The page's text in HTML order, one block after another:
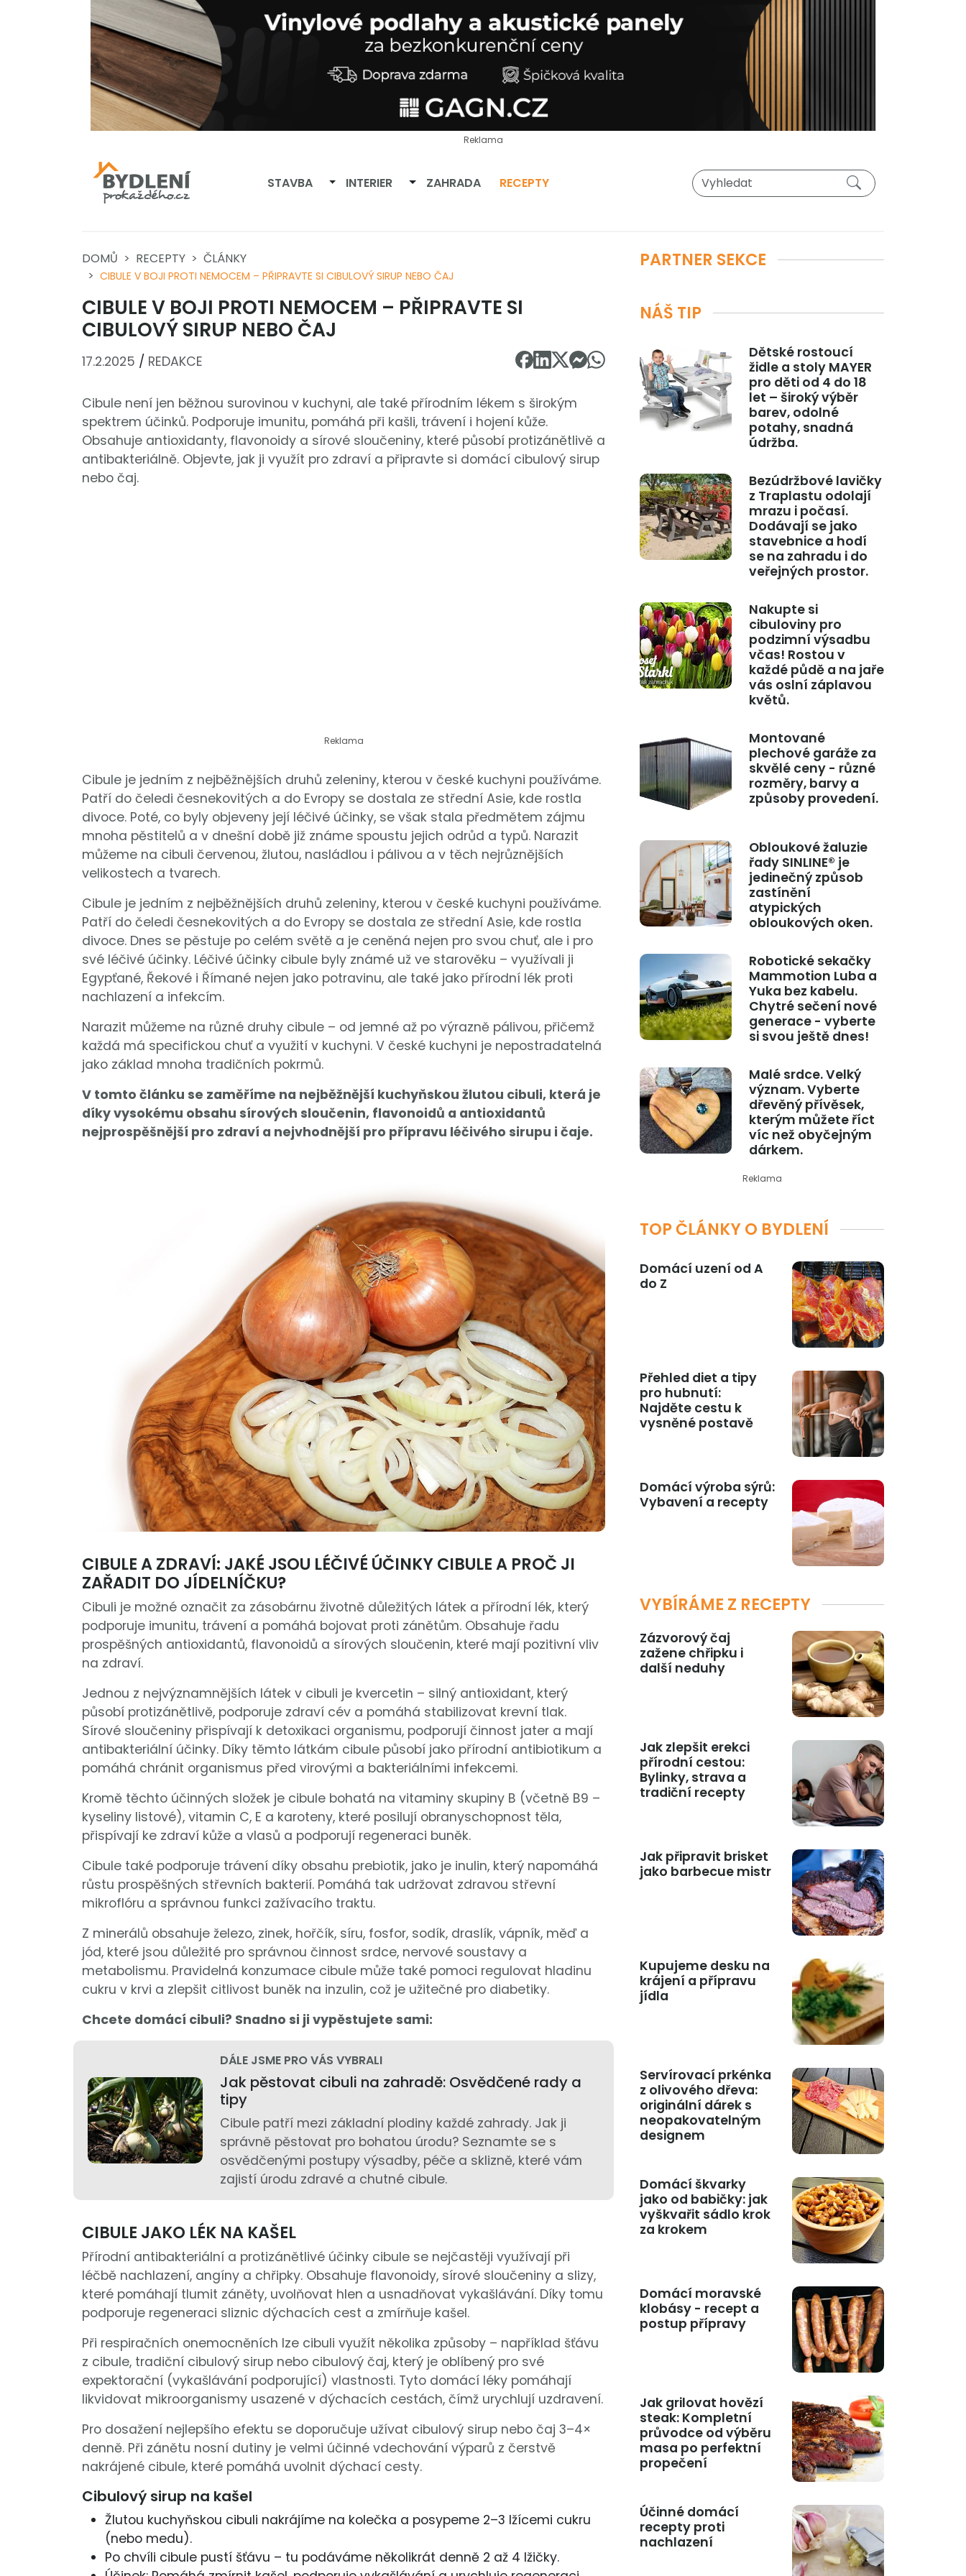
Reklama
STAVBA Přepnout dropdown
INTERIER Přepnout dropdown
ZAHRADA RECEPTY
DOMŮ RECEPTY ČLÁNKY
CIBULE V BOJI PROTI NEMOCEM – PŘIPRAVTE SI CIBULOVÝ SIRUP NEBO ČAJ
CIBULE V BOJI PROTI NEMOCEM – PŘIPRAVTE SI
CIBULOVÝ SIRUP NEBO ČAJ
17.2.2025 / REDAKCE
Cibule není jen běžnou surovinou v kuchyni, ale také přírodním lékem s širokým
spektrem účinků. Podporuje imunitu, pomáhá při kašli, trávení i hojení kůže.
Obsahuje antioxidanty, flavonoidy a sírové sloučeniny, které působí protizánětlivě a
antibakteriálně. Objevte, jak ji využít pro zdraví a připravte si domácí cibulový sirup
nebo čaj.
Reklama
Cibule je jedním z nejběžnějších druhů zeleniny, kterou v české kuchyni používáme.
Patří do čeledi česnekovitých a do Evropy se dostala ze střední Asie, kde rostla
divoce. Poté, co byly objeveny její léčivé účinky, se však stala předmětem zájmu
mnoha pěstitelů a v dnešní době již známe spoustu jejich odrůd a typů. Narazit
můžeme na cibuli červenou, žlutou, nasládlou i pálivou a v těch nejrůznějších
velikostech a tvarech.
Cibule je jedním z nejběžnějších druhů zeleniny, kterou v české kuchyni používáme.
Patří do čeledi česnekovitých a do Evropy se dostala ze střední Asie, kde rostla
divoce. Dnes se pěstuje po celém světě a je ceněná nejen pro svou chuť, ale i pro
své léčivé účinky. Léčivé účinky cibule byly známé už ve starověku – využívali ji
Egypťané, Řekové i Římané nejen jako potravinu, ale také jako přírodní lék proti
nachlazení a infekcím.
Narazit můžeme na různé druhy cibule – od jemné až po výrazně pálivou, přičemž
každá má specifickou chuť a využití v kuchyni. V české kuchyni je nepostradatelná
jako základ mnoha tradičních pokrmů.
V tomto článku se zaměříme na nejběžnější kuchyňskou žlutou cibuli, která je
díky vysokému obsahu sírových sloučenin, flavonoidů a antioxidantů
nejprospěšnější pro zdraví a nejvhodnější pro přípravu léčivého sirupu i čaje.
CIBULE A ZDRAVÍ: JAKÉ JSOU LÉČIVÉ ÚČINKY CIBULE A PROČ JI
ZAŘADIT DO JÍDELNÍČKU?
Cibuli je možné označit za zásobárnu životně důležitých látek a přírodní lék, který
podporuje imunitu, trávení a pomáhá bojovat proti zánětům. Obsahuje řadu
prospěšných antioxidantů, flavonoidů a sírových sloučenin, které mají pozitivní vliv
na zdraví.
Jednou z nejvýznamnějších látek v cibuli je kvercetin – silný antioxidant, který
působí protizánětlivě, podporuje zdraví cév a pomáhá stabilizovat krevní tlak.
Sírové sloučeniny přispívají k detoxikaci organismu, podporují činnost jater a mají
antibakteriální účinky. Díky těmto látkám cibule působí jako přírodní antibiotikum a
pomáhá chránit organismus před virovými a bakteriálními infekcemi.
Kromě těchto účinných složek je cibule bohatá na vitaminy skupiny B (včetně B9 –
kyseliny listové), vitamin C, E a karoteny, které posilují obranyschopnost těla,
přispívají ke zdraví kůže a vlasů a podporují regeneraci buněk.
Cibule také podporuje trávení díky obsahu prebiotik, jako je inulin, který napomáhá
růstu prospěšných střevních bakterií. Pomáhá tak udržovat zdravou střevní
mikroflóru a správnou funkci zažívacího traktu.
Z minerálů obsahuje železo, zinek, hořčík, síru, fosfor, sodík, draslík, vápník, měď a
jód, které jsou důležité pro správnou činnost srdce, nervové soustavy a
metabolismu. Pravidelná konzumace cibule může také pomoci regulovat hladinu
cukru v krvi a zlepšit citlivost buněk na inzulin, což je užitečné pro diabetiky.
Chcete domácí cibuli? Snadno si ji vypěstujete sami:
DÁLE JSME PRO VÁS VYBRALI
Jak pěstovat cibuli na zahradě: Osvědčené rady a
tipy
Cibule patří mezi základní plodiny každé zahrady. Jak ji
správně pěstovat pro bohatou úrodu? Seznamte se s
osvědčenými postupy výsadby, péče a sklizně, které vám
zajistí úrodu zdravé a chutné cibule.
CIBULE JAKO LÉK NA KAŠEL
Přírodní antibakteriální a protizánětlivé účinky cibule se nejčastěji využívají při
léčbě nachlazení, angíny a chřipky. Obsahuje flavonoidy, sírové sloučeniny a slizy,
které pomáhají tlumit záněty, uvolňovat hlen a usnadňovat vykašlávání. Díky tomu
podporuje regeneraci sliznic dýchacích cest a zmírňuje kašel.
Při respiračních onemocněních lze cibuli využít několika způsoby – například šťávu
z cibule, tradiční cibulový sirup nebo cibulový čaj, který je oblíbený pro své
expektorační (vykašlávání podporující) vlastnosti. Tyto domácí léky pomáhají
likvidovat mikroorganismy usazené v dýchacích cestách, čímž urychlují uzdravení.
Pro dosažení nejlepšího efektu se doporučuje užívat cibulový sirup nebo čaj 3–4×
denně. Při zánětu nosní dutiny je velmi účinné vdechování výparů z čerstvě
nakrájené cibule, které pomáhá uvolnit dýchací cesty.
Cibulový sirup na kašel
Žlutou kuchyňskou cibuli nakrájíme na kolečka a posypeme 2–3 lžícemi cukru
(nebo medu).
Po chvíli cibule pustí šťávu – tu podáváme několikrát denně 2 až 4 lžičky.
PARTNER SEKCE
NÁŠ TIP
Dětské rostoucí
židle a stoly MAYER
pro děti od 4 do 18
let – široký výběr
barev, odolné
potahy, snadná
údržba.
Bezúdržbové lavičky
z Traplastu odolají
mrazu i počasí.
Dodávají se jako
stavebnice a hodí
se na zahradu i do
veřejných prostor.
Nakupte si
cibuloviny pro
podzimní výsadbu
včas! Rostou v
každé půdě a na jaře
vás oslní záplavou
květů.
Montované
plechové garáže za
skvělé ceny - různé
rozměry, barvy a
způsoby provedení.
Obloukové žaluzie
řady SINLINE® je
jedinečný způsob
zastínění
atypických
obloukových oken.
Robotické sekačky
Mammotion Luba a
Yuka bez kabelu.
Chytré sečení nové
generace - vyberte
si svou ještě dnes!
Malé srdce. Velký
význam. Vyberte
dřevěný přívěsek,
kterým můžete říct
víc než obyčejným
dárkem.
Reklama
TOP ČLÁNKY O BYDLENÍ
Domácí uzení od A
do Z
Přehled diet a tipy
pro hubnutí:
Najděte cestu k
vysněné postavě
Domácí výroba sýrů:
Vybavení a recepty
VYBÍRÁME Z RECEPTY
Zázvorový čaj
zažene chřipku i
další neduhy
Jak zlepšit erekci
přírodní cestou:
Bylinky, strava a
tradiční recepty
Jak připravit brisket
jako barbecue mistr
Kupujeme desku na
krájení a přípravu
jídla
Servírovací prkénka
z olivového dřeva:
originální dárek s
neopakovatelným
designem
Domácí škvarky
jako od babičky: jak
vyškvařit sádlo krok
za krokem
Domácí moravské
klobásy - recept a
postup přípravy
Jak grilovat hovězí
steak: Kompletní
průvodce od výběru
masa po perfektní
propečení
Účinné domácí
recepty proti
nachlazení